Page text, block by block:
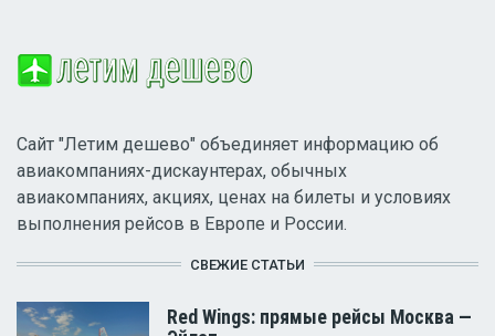
Сайт "Летим дешево" объединяет информацию об
авиакомпаниях-дискаунтерах, обычных
авиакомпаниях, акциях, ценах на билеты и условиях
выполнения рейсов в Европе и России.
СВЕЖИЕ СТАТЬИ
Red Wings: прямые рейсы Москва —